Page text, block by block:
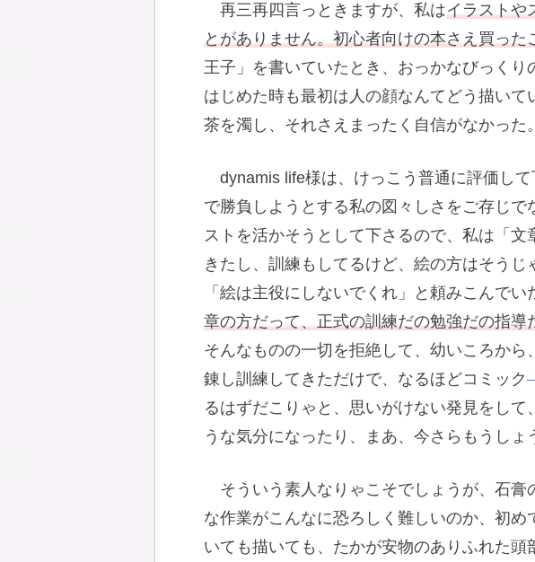
再三再四言っときますが、私はイラストや
とがありません。初心者向けの本さえ買った
王子」を書いていたとき、おっかなびっくり
はじめた時も最初は人の顔なんてどう描い
茶を濁し、それさえまったく自信がなかった。
dynamis life様は、けっこう普通に評価し
で勝負しようとする私の図々しさをご存じ
ストを活かそうとして下さるので、私は「
きたし、訓練もしてるけど、絵の方はそうじ
「絵は主役にしないでくれ」と頼みこんで
章の方だって、正式の訓練だの勉強だの指導
そんなものの一切を拒絶して、幼いころか
錬し訓練してきただけで、なるほどコミック
るはずだこりゃと、思いがけない発見をし
うな気分になったり、まあ、今さらもうしょ
そういう素人なりゃこそでしょうが、石
な作業がこんなに恐ろしく難しいのか、初
いても描いても、たかが安物のありふれた